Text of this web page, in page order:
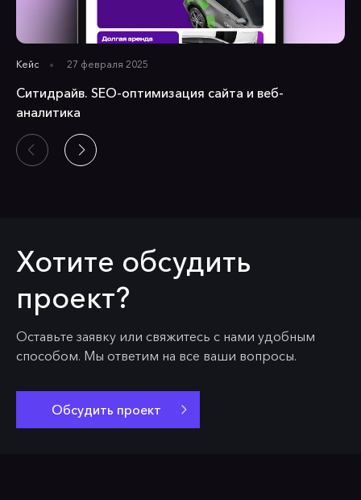
Кейс 27 февраля 2025
Ситидрайв. SEO-оптимизация сайта и веб-
аналитика
Хотите обсудить
проект?
Оставьте заявку или свяжитесь с нами удобным
способом. Мы ответим на все ваши вопросы.
Обсудить проект